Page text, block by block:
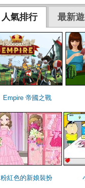
人氣排行 最新
Empire 帝國之戰
粉紅色的新娘裝扮